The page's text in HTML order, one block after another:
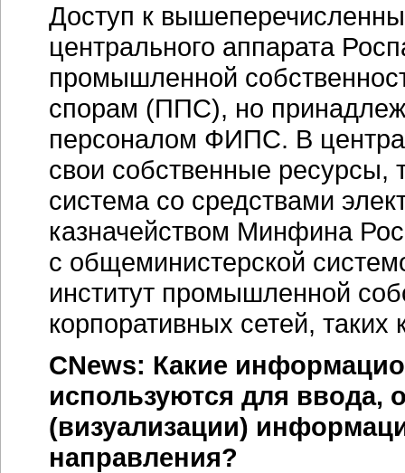
Доступ к
центрального аппарата
промышленной
спорам (ППС), но
персоналом ФИПС. В
свои собственные ресурсы,
система со средствами
казначейством Минфина
с общеминистерской
институт промышленной
корпоративных сетей, таких
CNews: Какие
используются для ввода,
(визуализации)
направления?